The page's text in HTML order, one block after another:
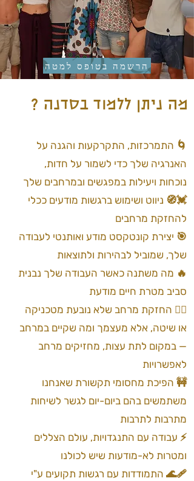
הרשמה בטופס למטה
מה ניתן ללמוד בסדנה ?
🌀 התמרכזות, התקרקעות והגנה על
האנרגיה שלך כדי לשמור על חדות,
נוכחות ויעילות במפגשים ובמרחבים שלך
💓🧭 ניווט ושימוש ברגשות מודעים ככלי
להחזקת מרחבים
🎯 יצירת קונטקסט מודע ואותנטי לעבודה
שלך, שמוביל לבהירות ולתוצאות
🔥 מה משתנה כאשר העבודה שלך נבנית
סביב מטרת חיים מודעת
🙅‍♂️ החזקת מרחב שלא נובעת מטכניקה
או שיטה, אלא מעצמך ומה שקיים במרחב
— במקום לתת עצות, מחזיקים מרחב
לאפשרויות
🚧 הפיכת מחסומי תקשורת שאנחנו
משתמשים בהם ביום-יום לגשר לשיחות
מתרבות לתרבות
⚡️ עבודה עם התנגדויות, עולם הצללים
ומטרות לא-מודעות שיש לכולנו
🩹🌊 התמודדות עם רגשות תקועים ע"י